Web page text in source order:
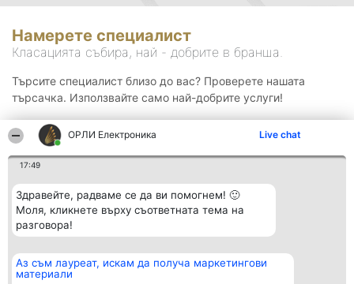
ОРЛИ Електроника Live chat
17:49
Здравейте, радваме се да ви помогнем! 🙂
Моля, кликнете върху съответната тема на
разговора!
Аз съм лауреат, искам да получа маркетингови
материали
Намерете специалист
Класацията събира, най - добрите в бранша.
Търсите специалист близо до вас? Проверете нашата
търсачка. Използвайте само най-добрите услуги!
Организатор на
класиране
Класация Контакти